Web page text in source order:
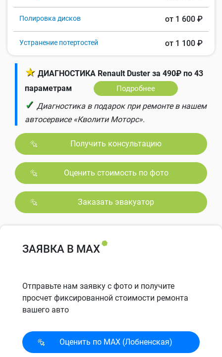
Полировка дисков от 1 600 ₽
Устранение потертостей от 1 100 ₽
★ ДИАГНОСТИКА Renault Duster за 490₽ по 43
параметрам
Подробнее
✓ Диагностика в подарок при ремонте в нашем
автосервисе «Кволити Моторс».
Получить консультацию
Оценить стоимость по фото
Заказать эвакуатор
ЗАЯВКА В MAX
Отправьте нам заявку с фото и получите
просчет фиксированной стоимости ремонта
вашего авто
Оценить по MAX (Лобненская)